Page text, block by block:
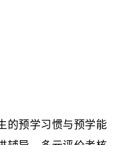
的预学习惯与预学能